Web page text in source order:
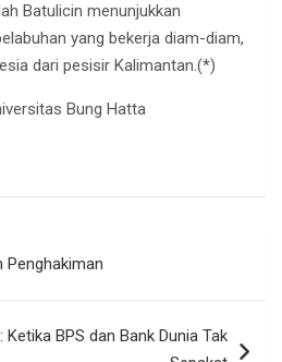
Batulicin menunjukkan
yang bekerja diam-diam,
dari pesisir Kalimantan.(*)
Bung Hatta
Penghakiman
BPS dan Bank Dunia Tak